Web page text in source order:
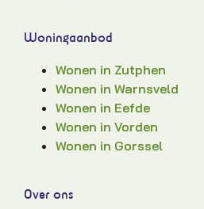
Woningaanbod
Wonen in Zutphen
Wonen in Warnsveld
Wonen in Eefde
Wonen in Vorden
Wonen in Gorssel
Over ons